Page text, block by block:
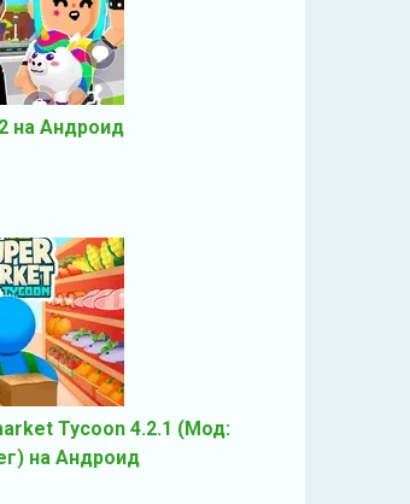
на Андроид
Tycoon 4.2.1 (Мод:
на Андроид